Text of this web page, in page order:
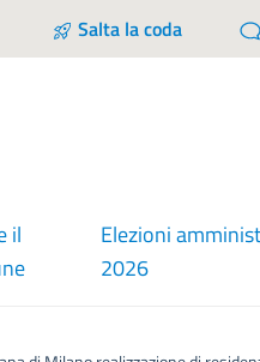
Salta la coda
il
Elezioni
2026